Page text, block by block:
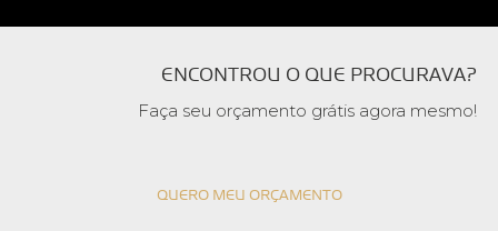
ENCONTROU O QUE PROCURAVA?
Faça seu orçamento grátis agora mesmo!
QUERO MEU ORÇAMENTO